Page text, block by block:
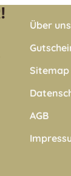
Über uns
Sitemap
AGB